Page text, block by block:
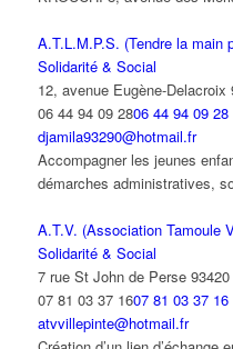
A.T.L.M.P.S. (Tendre la main
Solidarité & Social
12, avenue Eugène-Delacroix
06 44 94 09 2806 44 94 09 28
djamila93290@hotmail.fr
Accompagner les jeunes
démarches administratives,
A.T.V. (Association Tamoule
Solidarité & Social
7 rue St John de Perse
07 81 03 37 1607 81 03 37 16
atvvillepinte@hotmail.fr